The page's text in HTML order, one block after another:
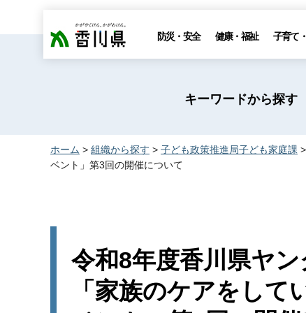
香川県 防災・安全 健康・福祉 子育て
キーワードから探す
ホーム > 組織から探す > 子ども政策推進局子ども家庭課 >
ベント」第3回の開催について
令和8年度香川県ヤ
「家族のケアをし